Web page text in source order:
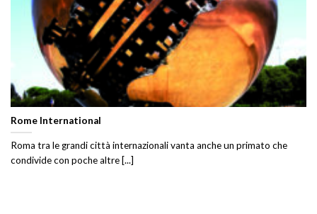
Rome International
Roma tra le grandi città internazionali vanta anche un primato che
condivide con poche altre [...]